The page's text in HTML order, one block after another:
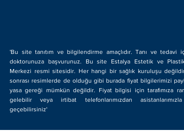
'Bu site tanıtım ve bilgilendirme amaçlıdır. Tanı ve tedavi
doktorunuza başvurunuz. Bu site Estalya Estetik ve
Merkezi resmi sitesidir. Her hangi bir sağlık kuruluşu
sonrası resimlerde de olduğu gibi burada fiyat bilgilerimizi
yasa gereği mümkün değildir. Fiyat bilgisi için tarafımıza
gelebilir veya irtibat telefonlarımızdan
geçebilirsiniz'